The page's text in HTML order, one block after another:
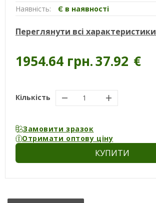
Наявність:
Є в наявності
Переглянути всі характеристики
1954.64 грн.37.92 €
Кількість
Замовити зразок
Отримати оптову ціну
КУПИТИ